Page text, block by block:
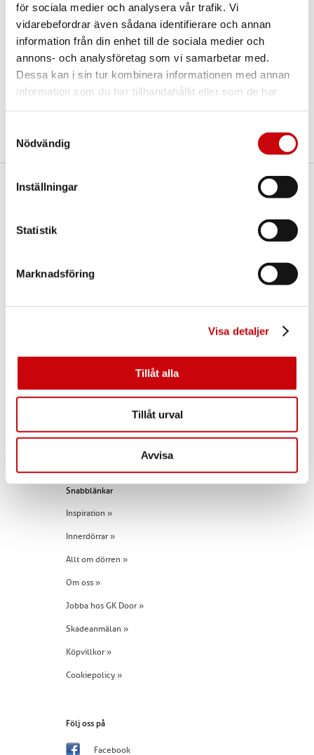
för sociala medier och analysera vår trafik. Vi
vidarebefordrar även sådana identifierare och annan
information från din enhet till de sociala medier och
annons- och analysföretag som vi samarbetar med.
Dessa kan i sin tur kombinera informationen med annan
information som du har tillhandahållit eller som de har
Nödvändig
Inställningar
Statistik
Marknadsföring
Visa detaljer
Tillåt alla
Tillåt urval
Avvisa
parskjutdörr.
I offertförfrågan väljer dumått, ytbehandling,
beslagsamtandra tillval.
Kontakta oss via eller
några funderingar eller särskilda önskemål.
Kontakta oss
info@gkdoor.se
Tel:+46 (0)960 - 203 25
Snabblänkar
Inspiration »
Innerdörrar »
Allt om dörren »
Om oss »
Jobba hos GK Door »
Skadeanmälan »
Köpvillkor »
Cookiepolicy »
Följ oss på
Facebook